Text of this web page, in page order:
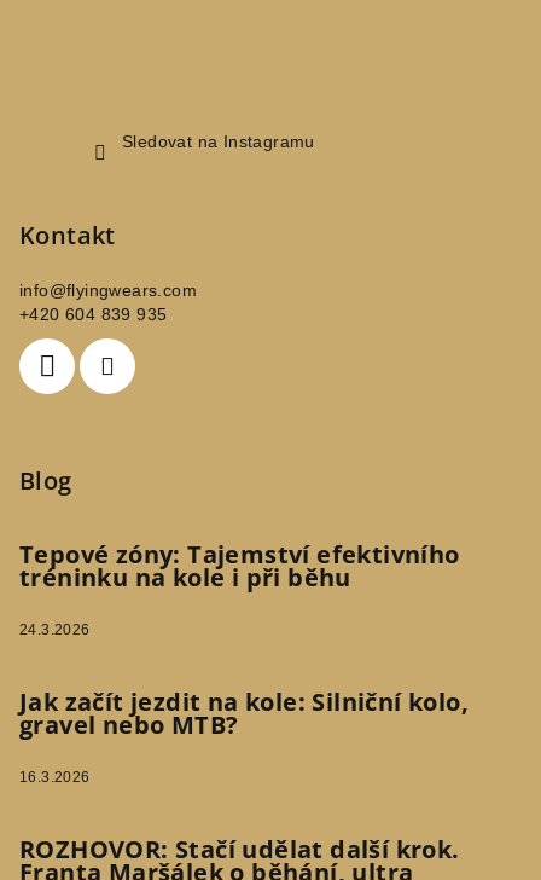
Sledovat na Instagramu
Kontakt
info@flyingwears.com
+420 604 839 935
Blog
Tepové zóny: Tajemství efektivního
tréninku na kole i při běhu
24.3.2026
Jak začít jezdit na kole: Silniční kolo,
gravel nebo MTB?
16.3.2026
ROZHOVOR: Stačí udělat další krok.
Franta Maršálek o běhání, ultra